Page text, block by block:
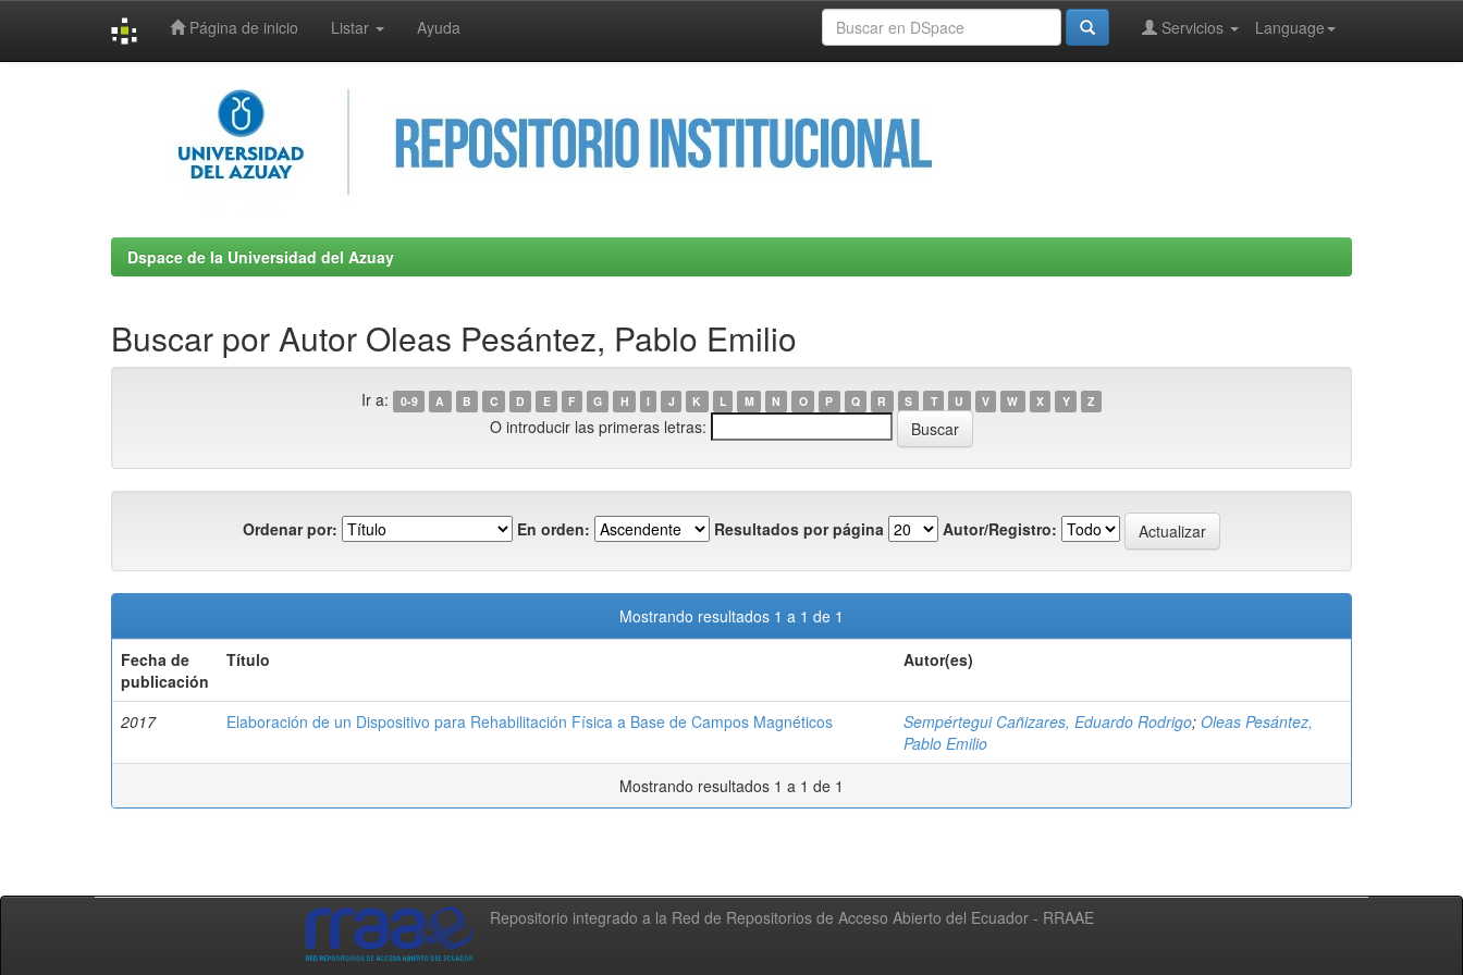
Página de inicio Listar Ayuda Language
Servicios
Dspace de la Universidad del Azuay
Buscar por Autor Oleas Pesántez, Pablo Emilio
Ir a: 0-9 A B C D E F G H I J K L M N O P Q R S T U V W X Y Z
O introducir las primeras letras:
Ordenar por: En orden: Resultados por página Autor/Registro:
Mostrando resultados 1 a 1 de 1
Fecha de
publicación
Título Autor(es)
2017 Elaboración de un Dispositivo para Rehabilitación Física a Base de Campos Magnéticos Sempértegui Cañizares, Eduardo Rodrigo; Oleas Pesántez,
Pablo Emilio
Mostrando resultados 1 a 1 de 1
Repositorio integrado a la Red de Repositorios de Acceso Abierto del Ecuador - RRAAE